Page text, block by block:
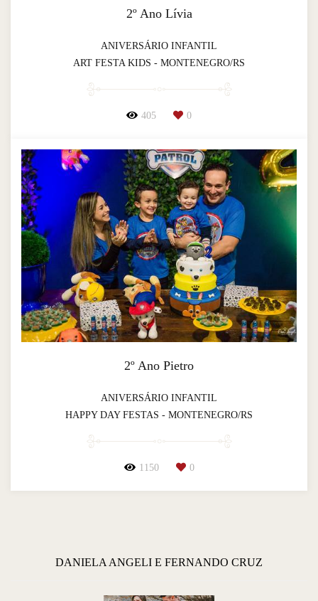
2º Ano Lívia
ANIVERSÁRIO INFANTIL
ART FESTA KIDS - MONTENEGRO/RS
405 0
2º Ano Pietro
ANIVERSÁRIO INFANTIL
HAPPY DAY FESTAS - MONTENEGRO/RS
1150 0
DANIELA ANGELI E FERNANDO CRUZ